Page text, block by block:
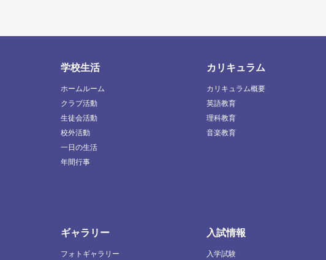
学校生活
ホームルーム
クラブ活動
生徒会活動
校外活動
一日の生活
年間行事
カリキュラム
カリキュラム概要
英語教育
理科教育
音楽教育
ギャラリー
フォトギャラリー
入試情報
入学試験